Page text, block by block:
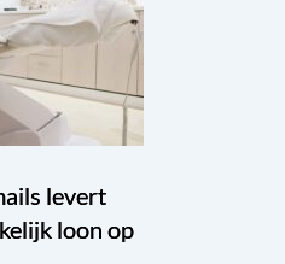
levert
loon op